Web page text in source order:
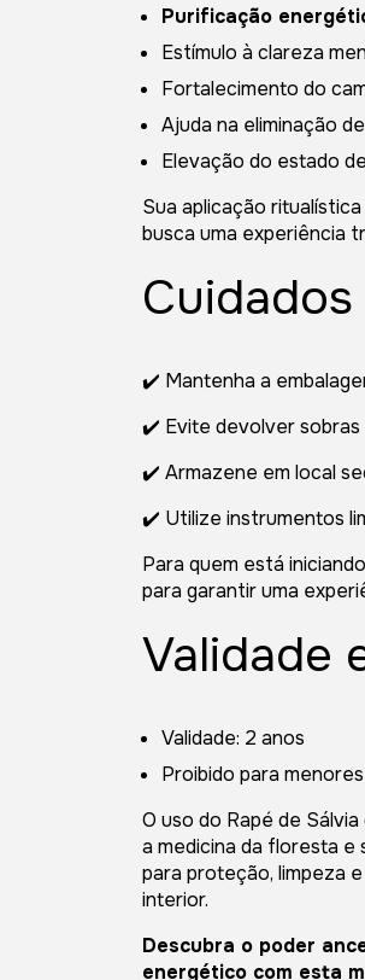
Purificação
Estímulo à clareza
Fortalecimento do
Ajuda na eliminação
Elevação do estado
Sua aplicação
busca uma experiência
✔️ Mantenha a
✔️ Evite devolver sobras
✔️ Armazene em local
✔️ Utilize instrumentos
Para quem está
para garantir uma
Validade
Validade: 2 anos
Proibido para
O uso do Rapé de
a medicina da floresta e
para proteção, limpeza
interior.
Descubra o poder
energético com esta